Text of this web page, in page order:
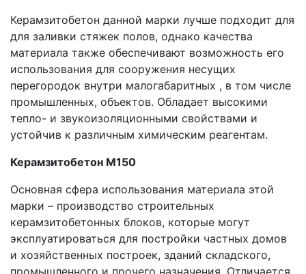
Керамзитобетон данной марки лучше подходит для
для заливки стяжек полов, однако качества
материала также обеспечивают возможность его
использования для сооружения несущих
перегородок внутри малогабаритных , в том числе
промышленных, объектов. Обладает высокими
тепло- и звукоизоляционными свойствами и
устойчив к различным химическим реагентам.
Керамзитобетон М150
Основная сфера использования материала этой
марки – производство строительных
керамзитобетонных блоков, которые могут
эксплуатироваться для постройки частных домов
и хозяйственных построек, зданий складского,
промышленного и прочего назначения. Отличается